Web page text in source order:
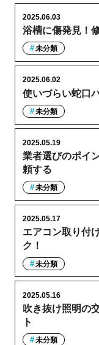
浴槽に傷発見！
2025.06.03
未分類
使いづらい蛇口
2025.06.02
未分類
業者選びのポイ
頼する
2025.05.19
未分類
エアコン取り付
ク！
2025.05.17
未分類
吹き抜け照明の
ト
2025.05.16
未分類